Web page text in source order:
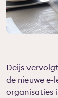
Deijs
de nieuwe
organisaties